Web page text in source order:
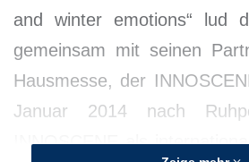
and winter emotions“ lud
gemeinsam mit seinen
Hausmesse, der
Januar 2014 nach
INNOSCENE als